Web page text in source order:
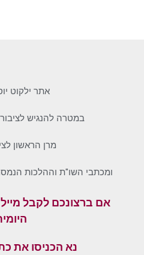
אתר ילקוט
במטרה להנגיש
מרן הראשון
ומכתבי השו"ת וההלכות
אם ברצונכם לקבל
נא הכניסו את